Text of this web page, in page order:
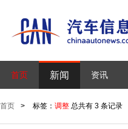
首页 新闻 资讯
首页 > 标签： 调整 总共有 3 条记录